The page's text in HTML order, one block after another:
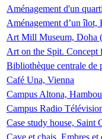
Aménagement d'un
Aménagement d’un
Art Mill Museum, Doha
Art on the Spit. Concept
Bibliothèque centrale de
Café Una, Vienna
Campus Altona,
Campus Radio
Case study house, Saint
Cave et chais, Embres et